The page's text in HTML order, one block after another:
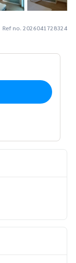
Ref no. 2026041728324